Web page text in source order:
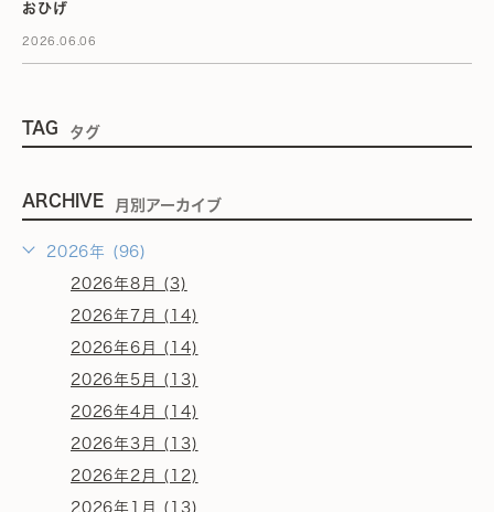
おひげ
2026.06.06
TAG タグ
ARCHIVE 月別アーカイブ
2026年 (96)
2026年8月 (3)
2026年7月 (14)
2026年6月 (14)
2026年5月 (13)
2026年4月 (14)
2026年3月 (13)
2026年2月 (12)
2026年1月 (13)